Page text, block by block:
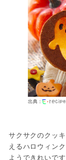
出典：
サクサクのクッ
えるハロウィン
ようできれいで